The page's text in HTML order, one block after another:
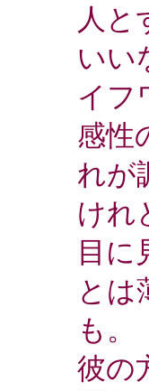
人と
いい
イフ
感性
れが
けれ
目に
とは
も。
彼の